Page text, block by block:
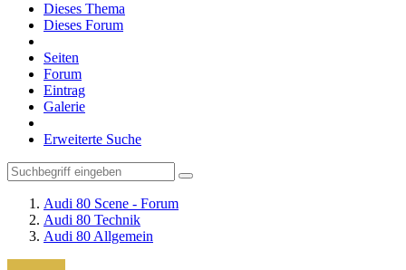
Dieses Thema
Dieses Forum
Seiten
Forum
Eintrag
Galerie
Erweiterte Suche
Audi 80 Scene - Forum
Audi 80 Technik
Audi 80 Allgemein